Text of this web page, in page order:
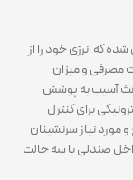
که انرژی خود را از
مصرفی و میزان
آسیب به پوشش
برای کنترل
مورد نیاز سرنشینان
صندلی با سه حالت